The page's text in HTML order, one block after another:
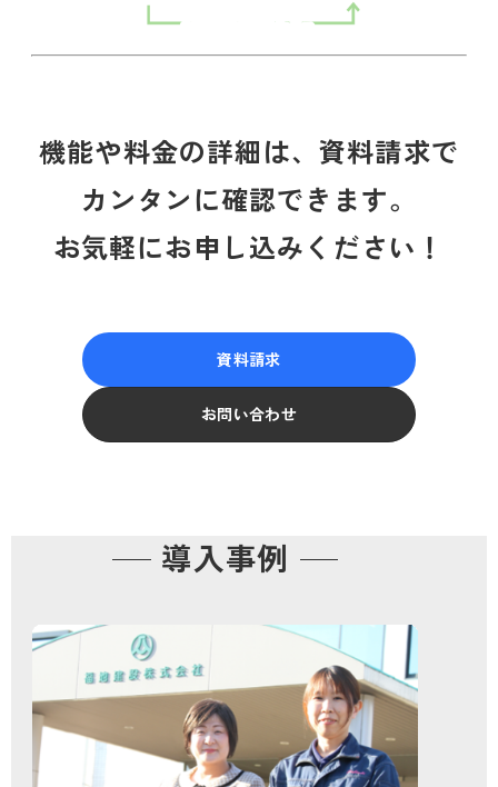
機能や料金の詳細は、資料請求で
カンタンに確認できます。
お気軽にお申し込みください！
資料請求
お問い合わせ
導入事例